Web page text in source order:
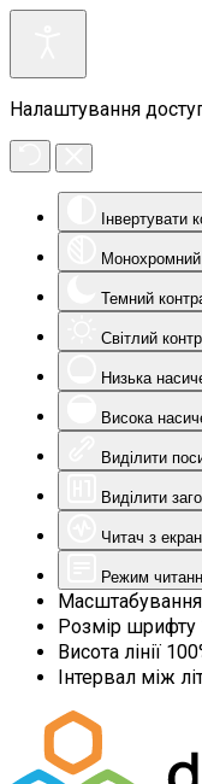
Налаштування
Інвертувати
Монохромний
Темний
Світлий
Низька
Висока
Виділити
Виділити
Читач з
Режим
Масштабування
Розмір шрифту
Висота лінії 100
Інтервал між